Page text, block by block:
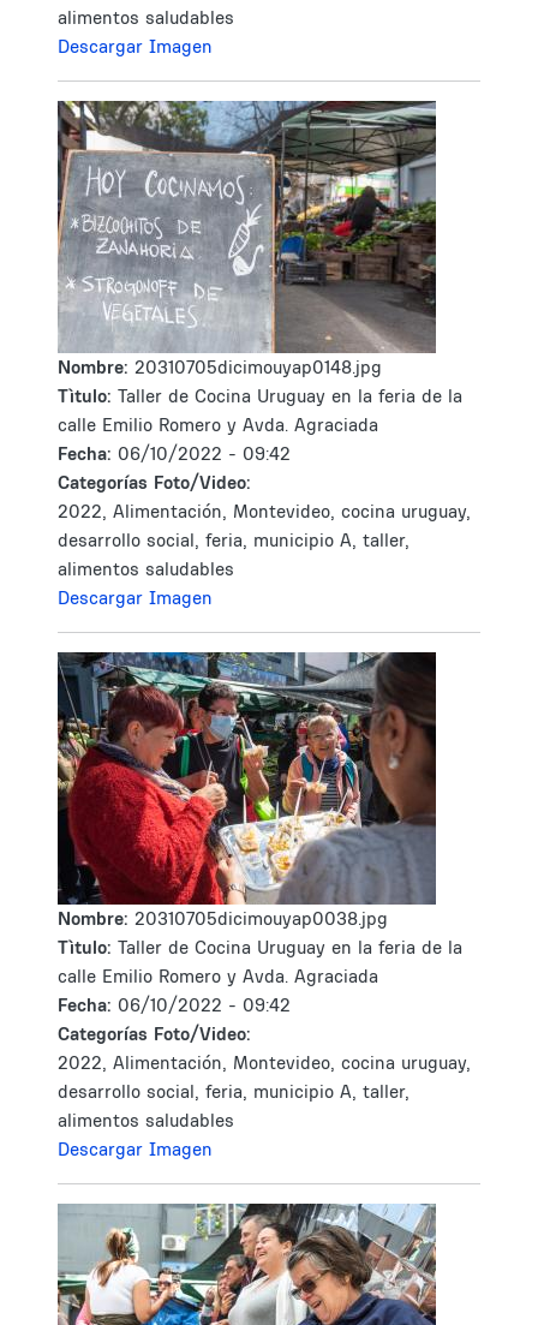
alimentos saludables
Descargar Imagen
Nombre: 20310705dicimouyap0148.jpg
Tìtulo: Taller de Cocina Uruguay en la feria de la
calle Emilio Romero y Avda. Agraciada
Fecha: 06/10/2022 - 09:42
Categorías Foto/Video:
2022, Alimentación, Montevideo, cocina uruguay,
desarrollo social, feria, municipio A, taller,
alimentos saludables
Descargar Imagen
Nombre: 20310705dicimouyap0038.jpg
Tìtulo: Taller de Cocina Uruguay en la feria de la
calle Emilio Romero y Avda. Agraciada
Fecha: 06/10/2022 - 09:42
Categorías Foto/Video:
2022, Alimentación, Montevideo, cocina uruguay,
desarrollo social, feria, municipio A, taller,
alimentos saludables
Descargar Imagen